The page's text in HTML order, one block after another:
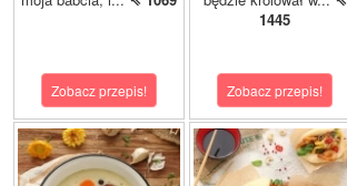
Zobacz przepis!
1445
Zobacz przepis!